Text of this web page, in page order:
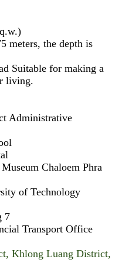
meters, the depth is
Suitable for making a
living.
Administrative
Chaloem Phra
of Technology
7
Transport Office
Khlong Luang District,